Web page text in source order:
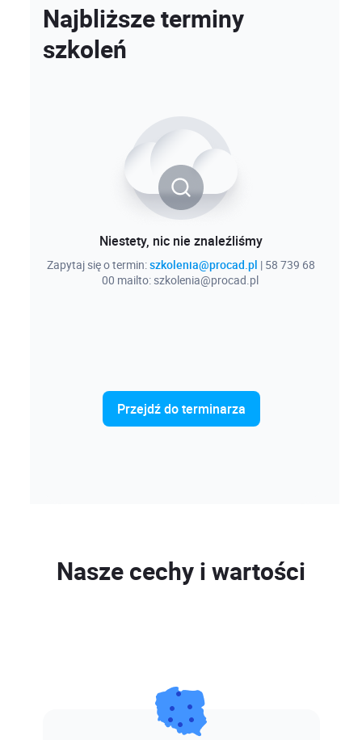
Najbliższe terminy
szkoleń
Niestety, nic nie znaleźliśmy
Zapytaj się o termin:szkolenia@procad.pl | 58 739 68
00 mailto: szkolenia@procad.pl
Przejdź do terminarza
Nasze cechy i wartości